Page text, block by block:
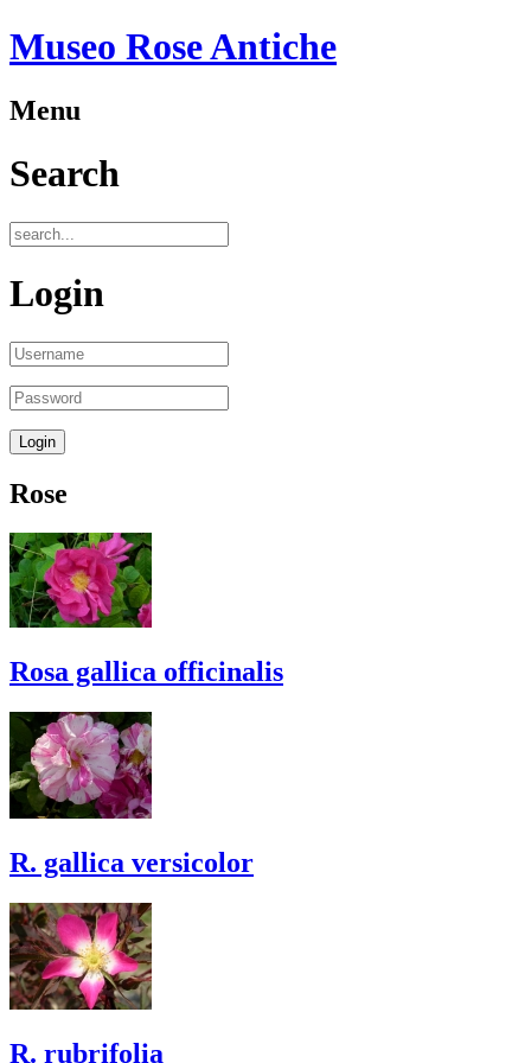
Museo Rose Antiche
Menu
Search
Login
Rose
Rosa gallica officinalis
R. gallica versicolor
R. rubrifolia